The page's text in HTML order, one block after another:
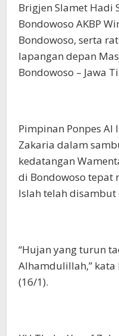
Brigjen Slamet Hadi
Bondowoso AKBP
Bondowoso, serta
lapangan depan
Bondowoso – Jawa
Pimpinan Ponpes Al
Zakaria dalam
kedatangan
di Bondowoso tepat
Islah telah disambut
“Hujan yang turun
Alhamdulillah,” kata
(16/1).